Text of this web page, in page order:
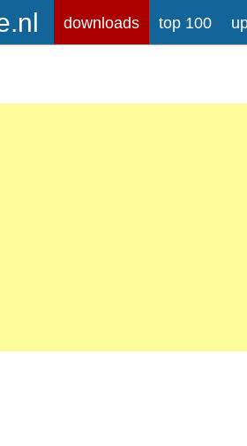
downloads top 100
tags: <em> <strong>
webpagina's en e-mailadressen